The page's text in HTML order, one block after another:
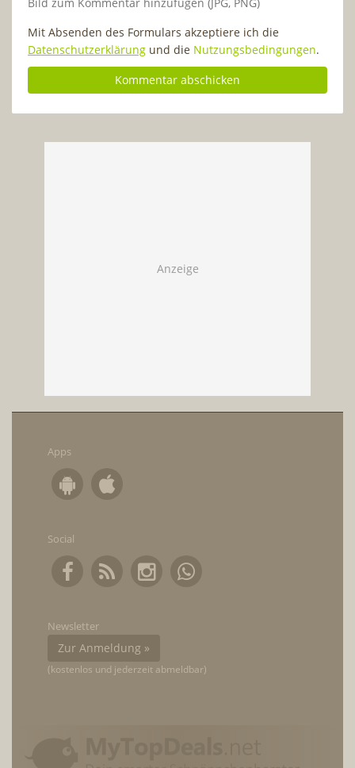
Mit Absenden des Formulars akzeptiere ich die
Datenschutzerklärung und die Nutzungsbedingungen.
Apps
Social
Newsletter
Zur Anmeldung »
(kostenlos und jederzeit abmeldbar)